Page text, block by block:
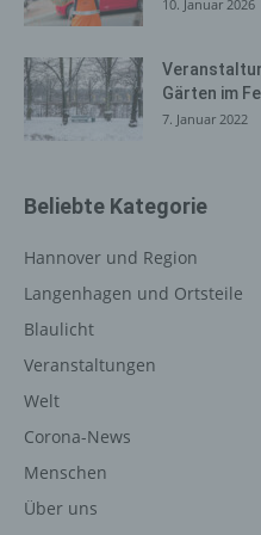
10. Januar 2026
Gärten im
7. Januar 2022
Beliebte Kategorie
Hannover und Region
Langenhagen und Ortsteile
Blaulicht
Veranstaltungen
Welt
Corona-News
Menschen
Über uns
Internetbrowsern möglich.
Internetbrowser, sind unter
Funktionen unserer
Die Internetseite erfasst
Internetseite durch eine
Daten und Informationen.
Informationen werden in
gespeichert. Erfasst
Browsertypen und
System verwendete
Internetseite, von welcher
System auf unserer